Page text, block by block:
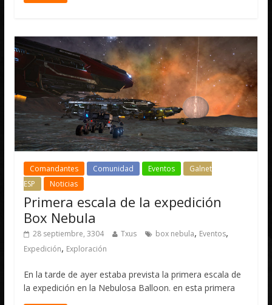
Comandantes Comunidad Eventos
Galnet
ESP
Noticias
Primera escala de la expedición
Box Nebula
28 septiembre, 3304 Txus box nebula, Eventos,
Expedición, Exploración
En la tarde de ayer estaba prevista la primera escala de
la expedición en la Nebulosa Balloon. en esta primera